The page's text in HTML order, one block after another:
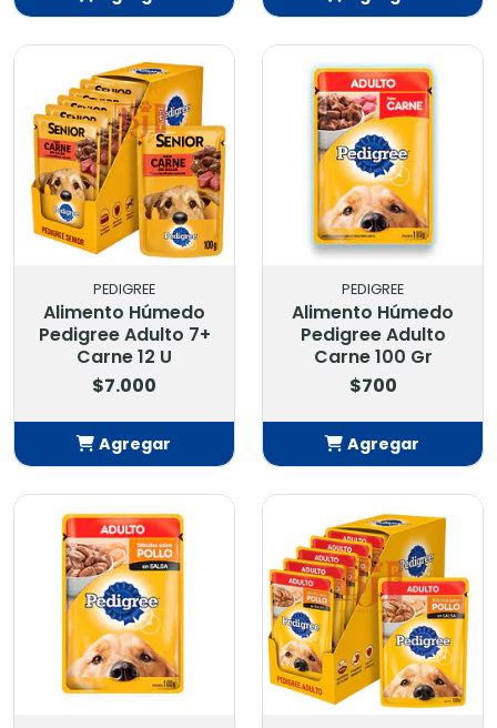
PEDIGREE
Alimento Húmedo
Pedigree Adulto 7+
Carne 12 U
$7.000
Agregar
Añadido
PEDIGREE
Alimento Húmedo
Pedigree Adulto
Carne 100 Gr
$700
Agregar
Añadido